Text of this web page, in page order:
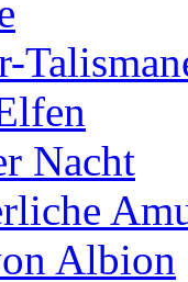
Nacht
Albion